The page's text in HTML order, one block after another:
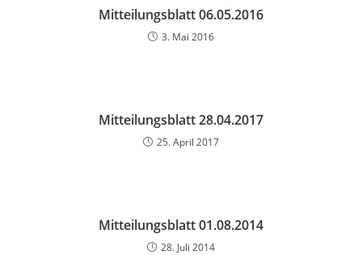
Mitteilungsblatt 06.05.2016
3. Mai 2016
Mitteilungsblatt 28.04.2017
25. April 2017
Mitteilungsblatt 01.08.2014
28. Juli 2014